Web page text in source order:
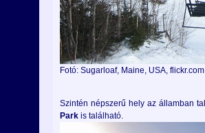
Fotó: Sugarloaf, Maine, USA,
Szintén népszerű hely az államban
Parkis található.